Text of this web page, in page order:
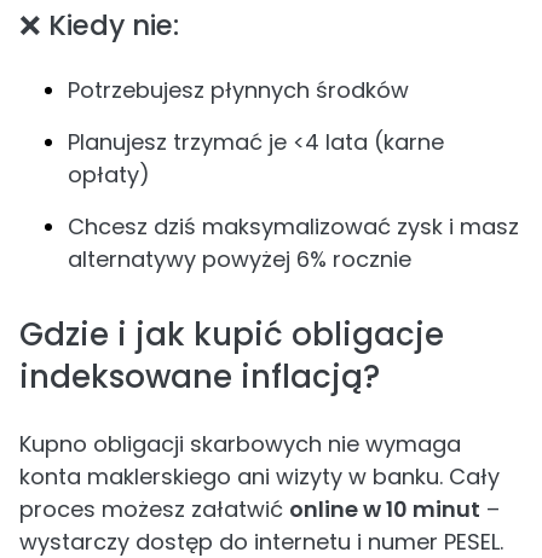
❌ Kiedy nie:
Potrzebujesz płynnych środków
Planujesz trzymać je <4 lata (karne
opłaty)
Chcesz dziś maksymalizować zysk i masz
alternatywy powyżej 6% rocznie
Gdzie i jak kupić obligacje
indeksowane inflacją?
Kupno obligacji skarbowych nie wymaga
konta maklerskiego ani wizyty w banku. Cały
proces możesz załatwić online w 10 minut –
wystarczy dostęp do internetu i numer PESEL.